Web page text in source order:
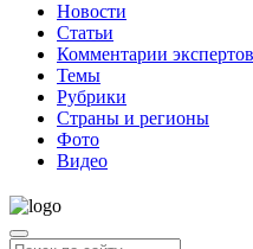
Новости
Статьи
Комментарии экспертов
Темы
Рубрики
Страны и регионы
Фото
Видео